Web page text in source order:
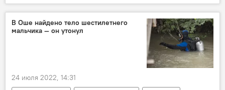
погода в Кыргызстане
Прогноз погоды по Кыргызстану
июль
В Оше найдено тело шестилетнего
мальчика — он утонул
24 июля 2022, 14:31